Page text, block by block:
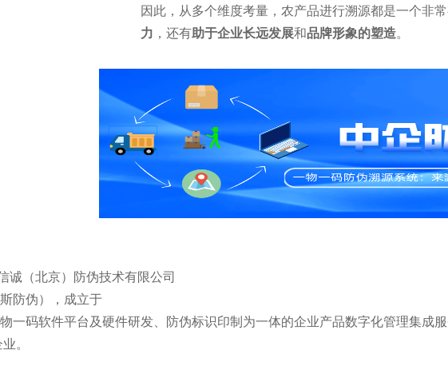
因此，从多个维度考量，农产品进行溯源都是一个非
力 ，还有助于企业长远发展和品牌形象的塑造。
诚（北京）防伪技术有限公司
斯防伪），成立于
一码软件平台及硬件研发、防伪标识印制为一体的企业产品数字化管理集成
。